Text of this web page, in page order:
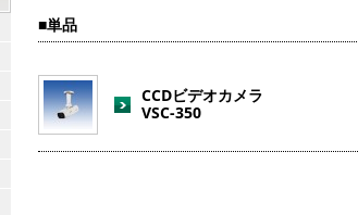
単品
CCDビデオカメラ
VSC-350